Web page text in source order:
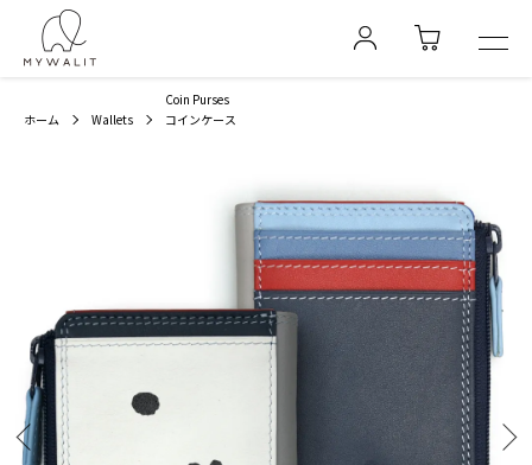
ホーム Wallets
Coin Purses
コインケース